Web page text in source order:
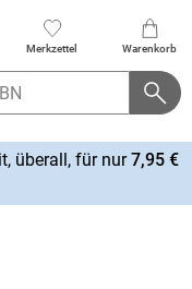
Merkzettel Warenkorb
überall, für nur7,95 €